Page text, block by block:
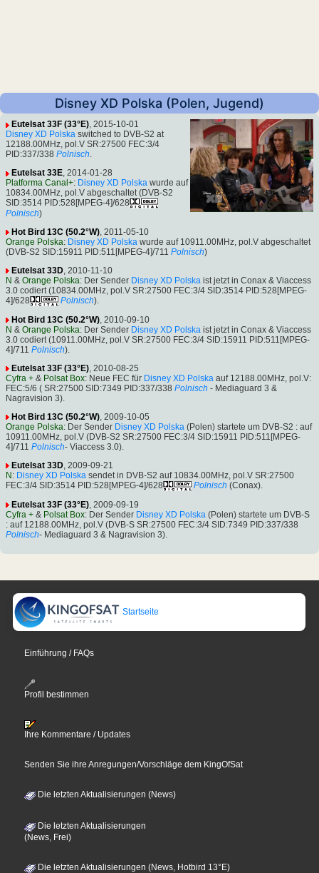
Disney XD Polska (Polen, Jugend)
Eutelsat 33F (33°E), 2015-10-01
Disney XD Polska switched to DVB-S2 at
12188.00MHz, pol.V SR:27500 FEC:3/4
PID:337/338 Polnisch.
Eutelsat 33E, 2014-01-28
Platforma Canal+: Disney XD Polska wurde auf
10834.00MHz, pol.V abgeschaltet (DVB-S2
SID:3514 PID:528[MPEG-4]/628
Polnisch)
Hot Bird 13C (50.2°W), 2011-05-10
Orange Polska: Disney XD Polska wurde auf 10911.00MHz, pol.V abgeschaltet
(DVB-S2 SID:15911 PID:511[MPEG-4]/711 Polnisch)
Eutelsat 33D, 2010-11-10
N & Orange Polska: Der Sender Disney XD Polska ist jetzt in Conax & Viaccess
3.0 codiert (10834.00MHz, pol.V SR:27500 FEC:3/4 SID:3514 PID:528[MPEG-
4]/628
Polnisch).
Hot Bird 13C (50.2°W), 2010-09-10
N & Orange Polska: Der Sender Disney XD Polska ist jetzt in Conax & Viaccess
3.0 codiert (10911.00MHz, pol.V SR:27500 FEC:3/4 SID:15911 PID:511[MPEG-
4]/711 Polnisch).
Eutelsat 33F (33°E), 2010-08-25
Cyfra + & Polsat Box: Neue FEC für Disney XD Polska auf 12188.00MHz, pol.V:
FEC:5/6 ( SR:27500 SID:7349 PID:337/338 Polnisch - Mediaguard 3 &
Nagravision 3).
Hot Bird 13C (50.2°W), 2009-10-05
Orange Polska: Der Sender Disney XD Polska (Polen) startete um DVB-S2 : auf
10911.00MHz, pol.V (DVB-S2 SR:27500 FEC:3/4 SID:15911 PID:511[MPEG-
4]/711 Polnisch- Viaccess 3.0).
Eutelsat 33D, 2009-09-21
N : Disney XD Polska sendet in DVB-S2 auf 10834.00MHz, pol.V SR:27500
FEC:3/4 SID:3514 PID:528[MPEG-4]/628
Polnisch (Conax).
Eutelsat 33F (33°E) , 2009-09-19
Cyfra + & Polsat Box: Der Sender Disney XD Polska (Polen) startete um DVB-S
: auf 12188.00MHz, pol.V (DVB-S SR:27500 FEC:3/4 SID:7349 PID:337/338
Polnisch- Mediaguard 3 & Nagravision 3).
Startseite
Einführung / FAQs
Profil bestimmen
Ihre Kommentare / Updates
Senden Sie ihre Anregungen/Vorschläge dem KingOfSat
Die letzten Aktualisierungen (News)
Die letzten Aktualisierungen
(News, Frei)
Die letzten Aktualisierungen (News, Hotbird 13°E)